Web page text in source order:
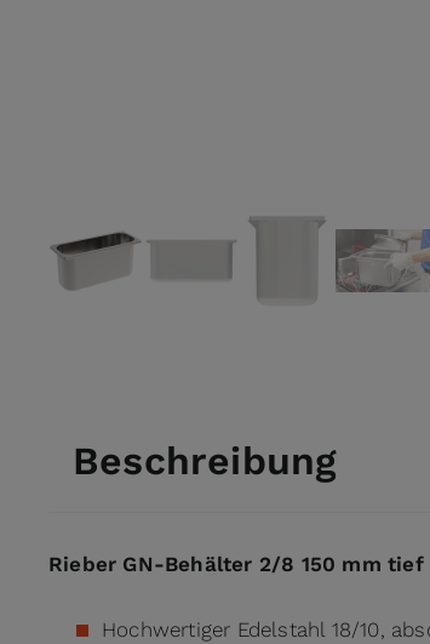
View larger imageView larger image
View largerView
Beschreibung
Rieber GN-Behälter 2/8 150 mm tief
Hochwertiger Edelstahl 18/10,